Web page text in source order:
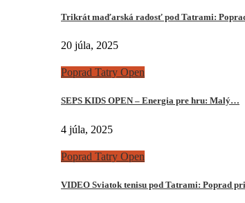
Trikrát maďarská radosť pod Tatrami:
20 júla, 2025
Poprad Tatry Open
SEPS KIDS OPEN – Energia pre hru: Malý…
4 júla, 2025
Poprad Tatry Open
VIDEO Sviatok tenisu pod Tatrami: Poprad